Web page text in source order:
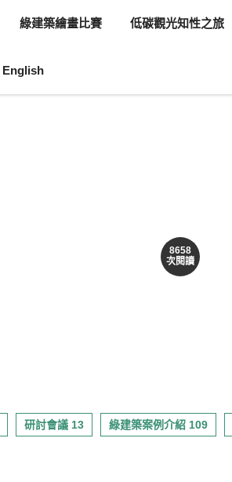
綠建築繪畫比賽 低碳觀光知性之旅
English
8658
次閱讀
研討會議 13 綠建築案例介紹 109